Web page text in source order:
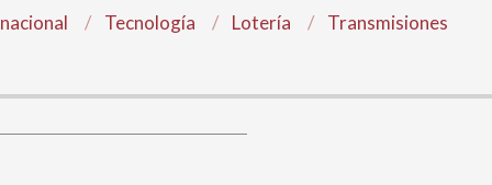
Tecnología Lotería
Transmisiones